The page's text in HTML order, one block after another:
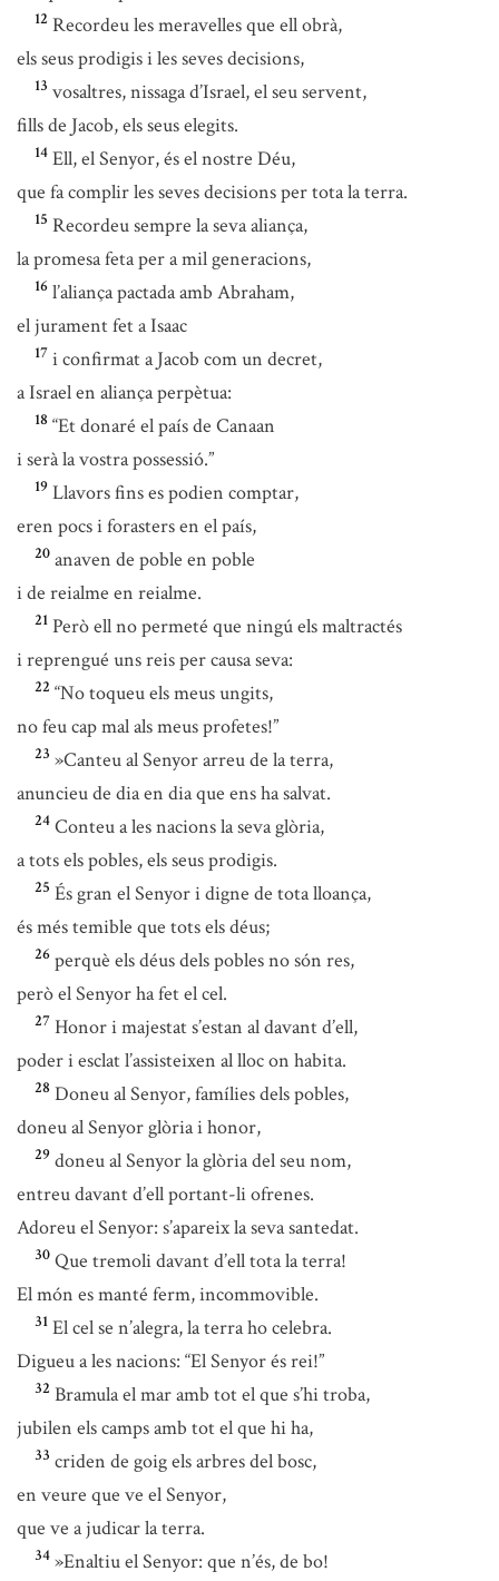
12 Recordeu les meravelles que ell obrà,
els seus prodigis i les seves decisions,
13 vosaltres, nissaga d’Israel, el seu servent,
fills de Jacob, els seus elegits.
14 Ell, el Senyor, és el nostre Déu,
que fa complir les seves decisions per tota la terra.
15 Recordeu sempre la seva aliança,
la promesa feta per a mil generacions,
16 l’aliança pactada amb Abraham,
el jurament fet a Isaac
17 i confirmat a Jacob com un decret,
a Israel en aliança perpètua:
18 “Et donaré el país de Canaan
i serà la vostra possessió.”
19 Llavors fins es podien comptar,
eren pocs i forasters en el país,
20 anaven de poble en poble
i de reialme en reialme.
21 Però ell no permeté que ningú els maltractés
i reprengué uns reis per causa seva:
22 “No toqueu els meus ungits,
no feu cap mal als meus profetes!”
23 »Canteu al Senyor arreu de la terra,
anuncieu de dia en dia que ens ha salvat.
24 Conteu a les nacions la seva glòria,
a tots els pobles, els seus prodigis.
25 És gran el Senyor i digne de tota lloança,
és més temible que tots els déus;
26 perquè els déus dels pobles no són res,
però el Senyor ha fet el cel.
27 Honor i majestat s’estan al davant d’ell,
poder i esclat l’assisteixen al lloc on habita.
28 Doneu al Senyor, famílies dels pobles,
doneu al Senyor glòria i honor,
29 doneu al Senyor la glòria del seu nom,
entreu davant d’ell portant-li ofrenes.
Adoreu el Senyor: s’apareix la seva santedat.
30 Que tremoli davant d’ell tota la terra!
El món es manté ferm, incommovible.
31 El cel se n’alegra, la terra ho celebra.
Digueu a les nacions: “El Senyor és rei!”
32 Bramula el mar amb tot el que s’hi troba,
jubilen els camps amb tot el que hi ha,
33 criden de goig els arbres del bosc,
en veure que ve el Senyor,
que ve a judicar la terra.
34 »Enaltiu el Senyor: que n’és, de bo!